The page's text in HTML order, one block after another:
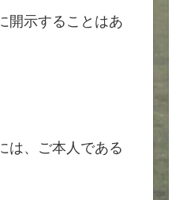
開示することはあ
は、ご本人である